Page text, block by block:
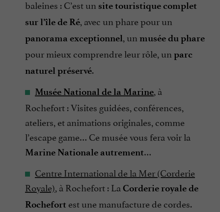
baleines : C’est un site touristique complet
sur l’île de Ré, avec un phare pour un
panorama exceptionnel, un musée du phare
pour mieux comprendre leur rôle, un parc
naturel préservé.
Musée National de la Marine, à
Rochefort : Visites guidées, conférences,
ateliers, et animations originales, comme
l’escape game… Ce musée vous fera voir la
Marine Nationale autrement…
Centre International de la Mer (Corderie
Royale), à Rochefort : La Corderie royale de
Rochefort est une manufacture de cordes.